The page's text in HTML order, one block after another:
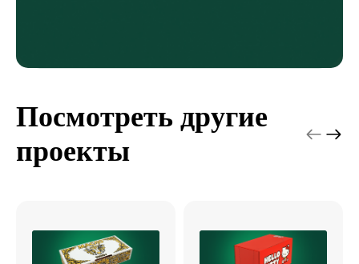
Посмотреть другие
проекты